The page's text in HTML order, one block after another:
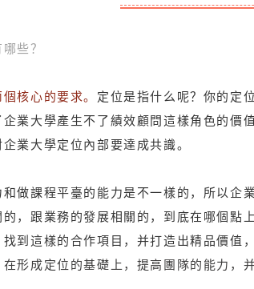
些？
核心的要求。 定位是指什么呢？你的定
業大學產生不了績效顧問這樣角色的
業大學定位內部要達成共識。
做課程平臺的能力是不一樣的，所以
，跟業務的發展相關的，到底在哪個
到這樣的合作項目，并打造出精品價值
在形成定位的基礎上，提高團隊的能力，